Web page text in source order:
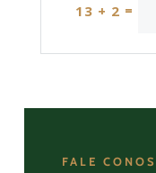
13 + 2 =
FALE